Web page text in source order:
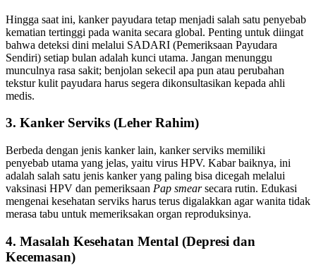
Hingga saat ini, kanker payudara tetap menjadi salah satu penyebab
kematian tertinggi pada wanita secara global. Penting untuk diingat
bahwa deteksi dini melalui SADARI (Pemeriksaan Payudara
Sendiri) setiap bulan adalah kunci utama. Jangan menunggu
munculnya rasa sakit; benjolan sekecil apa pun atau perubahan
tekstur kulit payudara harus segera dikonsultasikan kepada ahli
medis.
3. Kanker Serviks (Leher Rahim)
Berbeda dengan jenis kanker lain, kanker serviks memiliki
penyebab utama yang jelas, yaitu virus HPV. Kabar baiknya, ini
adalah salah satu jenis kanker yang paling bisa dicegah melalui
vaksinasi HPV dan pemeriksaan Pap smearsecara rutin. Edukasi
mengenai kesehatan serviks harus terus digalakkan agar wanita tidak
merasa tabu untuk memeriksakan organ reproduksinya.
4. Masalah Kesehatan Mental (Depresi dan
Kecemasan)